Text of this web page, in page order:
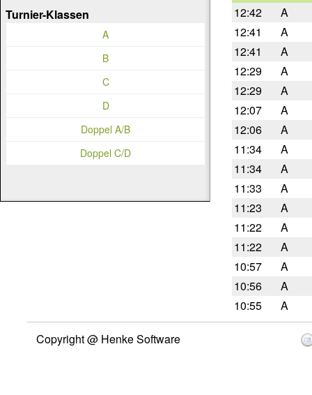
12:42
A
12:41
A
12:41
A
12:29
A
12:29
A
12:07
A
12:06
A
11:34
A
11:34
A
11:33
A
11:23
A
11:22
A
11:22
A
10:57
A
10:56
A
10:55
A
Turnier-Klassen
A
B
C
D
Doppel A/B
Doppel C/D
Copyright @ Henke Software